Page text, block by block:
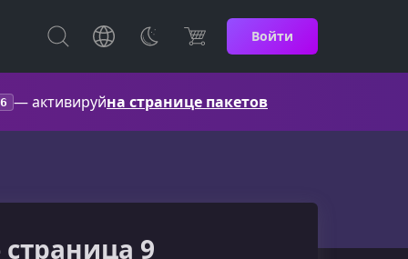
Войти
— активируйна странице пакетов
9